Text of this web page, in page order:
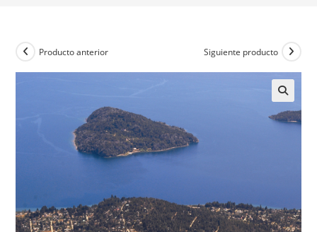
Producto anterior Siguiente producto